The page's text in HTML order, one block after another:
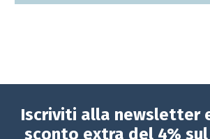
Iscriviti alla newsletter
sconto extra del 4%